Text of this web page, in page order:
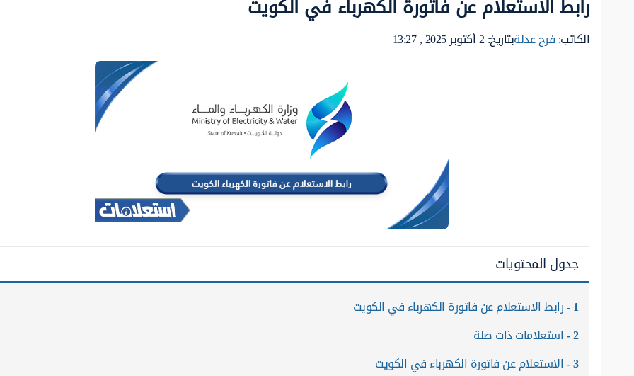
رابط الاستعلام عن فاتورة الكهرباء في الكويت
الكاتب:فرح عدلةبتاريخ: 2 أكتوبر 2025 , 13:27
جدول المحتويات
1 رابط الاستعلام عن فاتورة الكهرباء في الكويت
2 استعلامات ذات صلة
3 الاستعلام عن فاتورة الكهرباء في الكويت